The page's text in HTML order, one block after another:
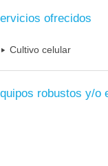
ofrecidos
Cultivo celular
robustos y/o